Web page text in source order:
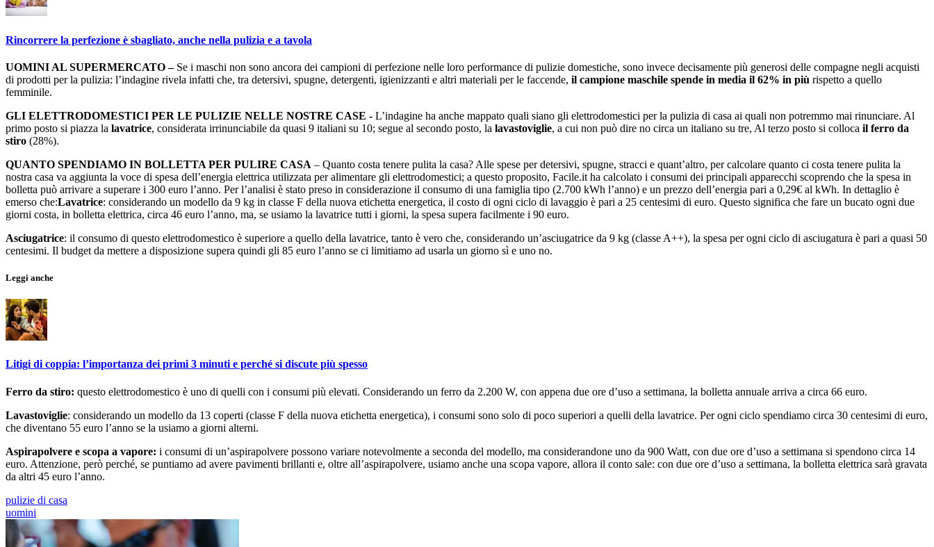
Rincorrere la perfezione è sbagliato, anche nella pulizia e a tavola
UOMINI AL SUPERMERCATO –Se i maschi non sono ancora dei campioni di perfezione nelle loro performance di pulizie domestiche, sono invece decisamente più generosi delle compagne negli acquisti
di prodotti per la pulizia: l’indagine rivela infatti che, tra detersivi, spugne, detergenti, igienizzanti e altri materiali per le faccende, il campione maschile spende in media il 62% in più rispetto a quello
femminile.
GLI ELETTRODOMESTICI PER LE PULIZIE NELLE NOSTRE CASE - L’indagine ha anche mappato quali siano gli elettrodomestici per la pulizia di casa ai quali non potremmo mai rinunciare. Al
primo posto si piazza la lavatrice, considerata irrinunciabile da quasi 9 italiani su 10; segue al secondo posto, la lavastoviglie, a cui non può dire no circa un italiano su tre, Al terzo posto si colloca il ferro da
stiro (28%).
QUANTO SPENDIAMO IN BOLLETTA PER PULIRE CASA – Quanto costa tenere pulita la casa? Alle spese per detersivi, spugne, stracci e quant’altro, per calcolare quanto ci costa tenere pulita la
nostra casa va aggiunta la voce di spesa dell’energia elettrica utilizzata per alimentare gli elettrodomestici; a questo proposito, Facile.it ha calcolato i consumi dei principali apparecchi scoprendo che la spesa in
bolletta può arrivare a superare i 300 euro l’anno. Per l’analisi è stato preso in considerazione il consumo di una famiglia tipo (2.700 kWh l’anno) e un prezzo dell’energia pari a 0,29€ al kWh. In dettaglio è
emerso che:Lavatrice: considerando un modello da 9 kg in classe F della nuova etichetta energetica, il costo di ogni ciclo di lavaggio è pari a 25 centesimi di euro. Questo significa che fare un bucato ogni due
giorni costa, in bolletta elettrica, circa 46 euro l’anno, ma, se usiamo la lavatrice tutti i giorni, la spesa supera facilmente i 90 euro.
Asciugatrice: il consumo di questo elettrodomestico è superiore a quello della lavatrice, tanto è vero che, considerando un’asciugatrice da 9 kg (classe A++), la spesa per ogni ciclo di asciugatura è pari a quasi 50
centesimi. Il budget da mettere a disposizione supera quindi gli 85 euro l’anno se ci limitiamo ad usarla un giorno sì e uno no.
Leggi anche
Litigi di coppia: l’importanza dei primi 3 minuti e perché si discute più spesso
Ferro da stiro: questo elettrodomestico è uno di quelli con i consumi più elevati. Considerando un ferro da 2.200 W, con appena due ore d’uso a settimana, la bolletta annuale arriva a circa 66 euro.
Lavastoviglie: considerando un modello da 13 coperti (classe F della nuova etichetta energetica), i consumi sono solo di poco superiori a quelli della lavatrice. Per ogni ciclo spendiamo circa 30 centesimi di euro,
che diventano 55 euro l’anno se la usiamo a giorni alterni.
Aspirapolvere e scopa a vapore: i consumi di un’aspirapolvere possono variare notevolmente a seconda del modello, ma considerandone uno da 900 Watt, con due ore d’uso a settimana si spendono circa 14
euro. Attenzione, però perché, se puntiamo ad avere pavimenti brillanti e, oltre all’aspirapolvere, usiamo anche una scopa vapore, allora il conto sale: con due ore d’uso a settimana, la bolletta elettrica sarà gravata
da altri 45 euro l’anno.
pulizie di casa
uomini